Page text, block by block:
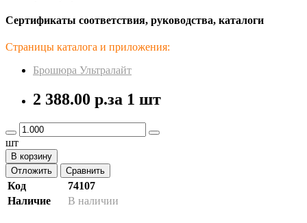
Сертификаты соответствия, руководства, каталоги
Страницы каталога и приложения:
Брошюра Ультралайт
2 388.00 р.за 1 шт
шт
В корзину
Отложить
Сравнить
Код
74107
Наличие
В наличии